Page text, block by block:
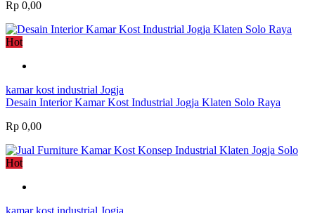
Rp 0,00
Hot
kamar kost industrial Jogja
Desain Interior Kamar Kost Industrial Jogja Klaten Solo Raya
Rp 0,00
Hot
kamar kost industrial Jogja